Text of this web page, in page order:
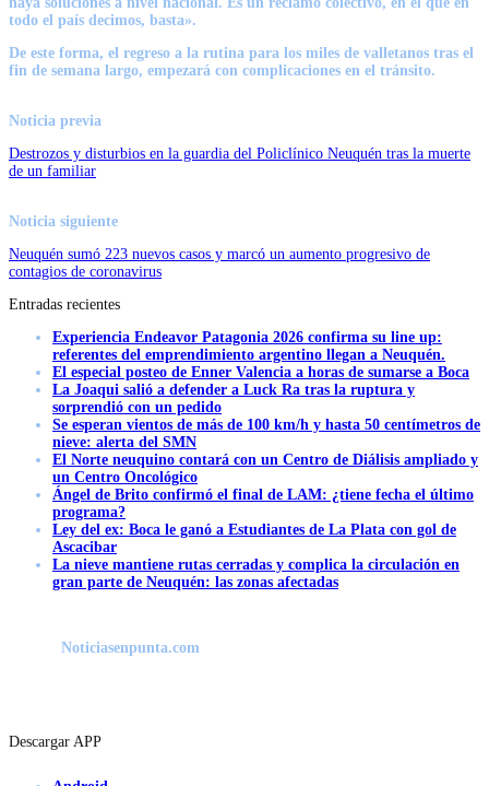
todo el país decimos, basta».
De este forma, el regreso a la rutina para los miles de valletanos tras el
fin de semana largo, empezará con complicaciones en el tránsito.
Noticia previa
Destrozos y disturbios en la guardia del Policlínico Neuquén tras la muerte
de un familiar
Noticia siguiente
Neuquén sumó 223 nuevos casos y marcó un aumento progresivo de
contagios de coronavirus
Entradas recientes
Experiencia Endeavor Patagonia 2026 confirma su line up:
referentes del emprendimiento argentino llegan a Neuquén.
El especial posteo de Enner Valencia a horas de sumarse a Boca
La Joaqui salió a defender a Luck Ra tras la ruptura y
sorprendió con un pedido
Se esperan vientos de más de 100 km/h y hasta 50 centímetros de
nieve: alerta del SMN
El Norte neuquino contará con un Centro de Diálisis ampliado y
un Centro Oncológico
Ángel de Brito confirmó el final de LAM: ¿tiene fecha el último
programa?
Ley del ex: Boca le ganó a Estudiantes de La Plata con gol de
Ascacibar
La nieve mantiene rutas cerradas y complica la circulación en
gran parte de Neuquén: las zonas afectadas
Noticiasenpunta.com
Descargar APP